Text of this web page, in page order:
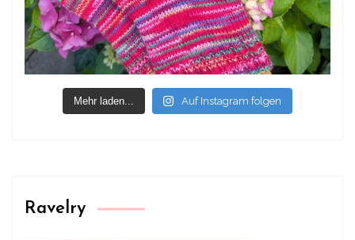
Mehr laden... Auf Instagram folgen
Ravelry